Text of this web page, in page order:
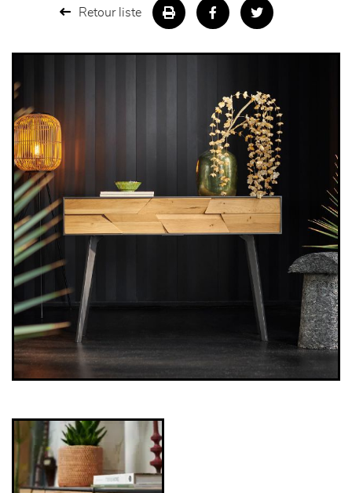
chambres et dressing
décoration
Retour liste